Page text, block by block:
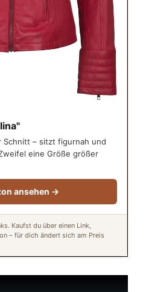
Schnitt – sitzt figurnah und
eine Größe größer
ansehen →
Kaufst du über einen Link,
– für dich ändert sich am Preis